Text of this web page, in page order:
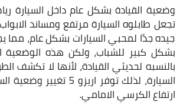
وضعية القيادة بشكل عام داخل السيارة
تجعل طابلوه السيارة مرتفع ومساند
جيده جدًا لمحبي السيارات بشكل عام، مما
بشكل كبير للشباب، ولكن هذه الوضعية
بالنسبه لحديثي القيادة، لأنها لا تكشف
السيارة، لذلك توفر اريزو
ارتفاع الكرسي الامامي.